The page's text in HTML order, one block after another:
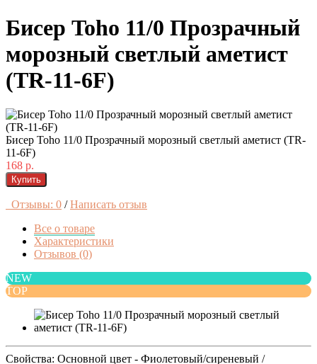
Бисер Toho 11/0 Прозрачный
морозный светлый аметист
(TR-11-6F)
Бисер Toho 11/0 Прозрачный морозный светлый аметист (TR-
11-6F)
168 р.
Купить
Отзывы: 0 / Написать отзыв
Все о товаре
Характеристики
Отзывов (0)
NEW
TOP
Свойства: Основной цвет - Фиолетовый/сиреневый /